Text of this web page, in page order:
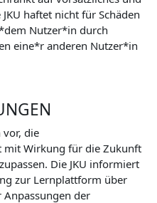
haftet nicht für Schäden
Nutzer*in durch
eine*r anderen Nutzer*in
vor, die
mit Wirkung für die Zukunft
Die JKU informiert
zur Lernplattform über
der